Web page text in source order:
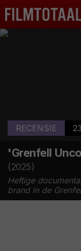
RECENSIE
'Grenfell
(2025)
Heftige
brand in de